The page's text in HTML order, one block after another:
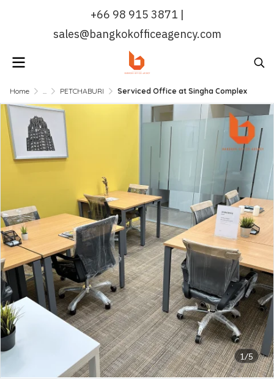
+66 98 915 3871 |
sales@bangkokofficeagency.com
Home ... PETCHABURI Serviced Office at Singha Complex
1/5